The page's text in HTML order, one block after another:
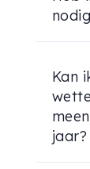
Kan
jaar?